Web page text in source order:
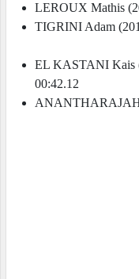
LEROUX
TIGRINI
EL KASTANI Kais
ANANTHARAJAH